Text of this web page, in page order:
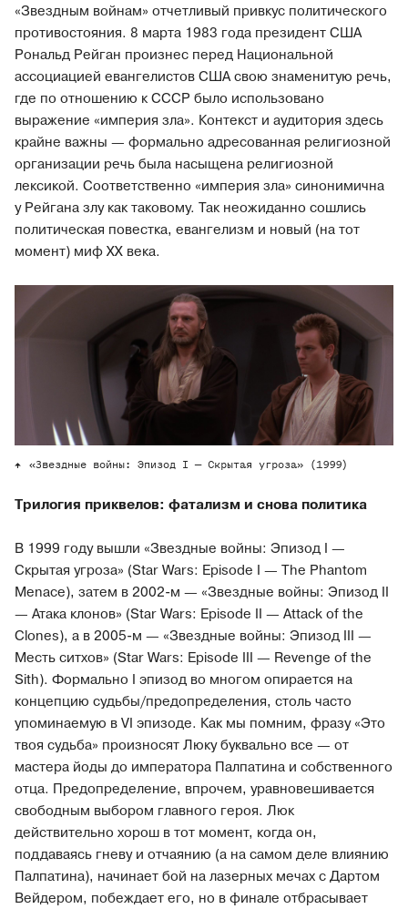
«Звездным войнам» отчетливый привкус политического
противостояния. 8 марта 1983 года президент США
Рональд Рейган произнес перед Национальной
ассоциацией евангелистов США свою знаменитую речь,
где по отношению к СССР было использовано
выражение «империя зла». Контекст и аудитория здесь
крайне важны — формально адресованная религиозной
организации речь была насыщена религиозной
лексикой. Соответственно «империя зла» синонимична
у Рейгана злу как таковому. Так неожиданно сошлись
политическая повестка, евангелизм и новый (на тот
момент) миф XX века.
«Звездные войны: Эпизод I — Скрытая угроза» (1999)
Трилогия приквелов: фатализм и снова политика
В 1999 году вышли «Звездные войны: Эпизод I —
Скрытая угроза» (Star Wars: Episode I — The Phantom
Menace), затем в 2002-м — «Звездные войны: Эпизод II
— Атака клонов» (Star Wars: Episode II — Attack of the
Clones), а в 2005-м — «Звездные войны: Эпизод III —
Месть ситхов» (Star Wars: Episode III — Revenge of the
Sith). Формально I эпизод во многом опирается на
концепцию судьбы/предопределения, столь часто
упоминаемую в VI эпизоде. Как мы помним, фразу «Это
твоя судьба» произносят Люку буквально все — от
мастера йоды до императора Палпатина и собственного
отца. Предопределение, впрочем, уравновешивается
свободным выбором главного героя. Люк
действительно хорош в тот момент, когда он,
поддаваясь гневу и отчаянию (а на самом деле влиянию
Палпатина), начинает бой на лазерных мечах с Дартом
Вейдером, побеждает его, но в финале отбрасывает